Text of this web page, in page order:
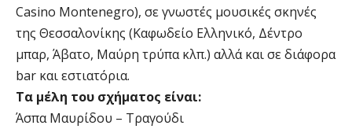
Casino Montenegro), σε γνωστές μουσικές σκηνές
της Θεσσαλονίκης (Καφωδείο Ελληνικό, Δέντρο
μπαρ, Άβατο, Μαύρη τρύπα κλπ.) αλλά και σε διάφορα
bar και εστιατόρια.
Τα μέλη του σχήματος είναι:
Άσπα Μαυρίδου – Τραγούδι